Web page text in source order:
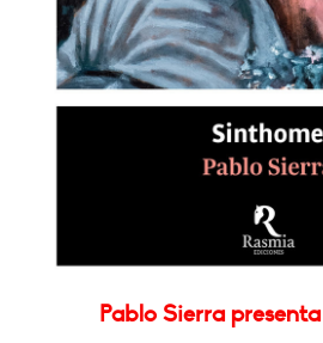
Pablo Sierra